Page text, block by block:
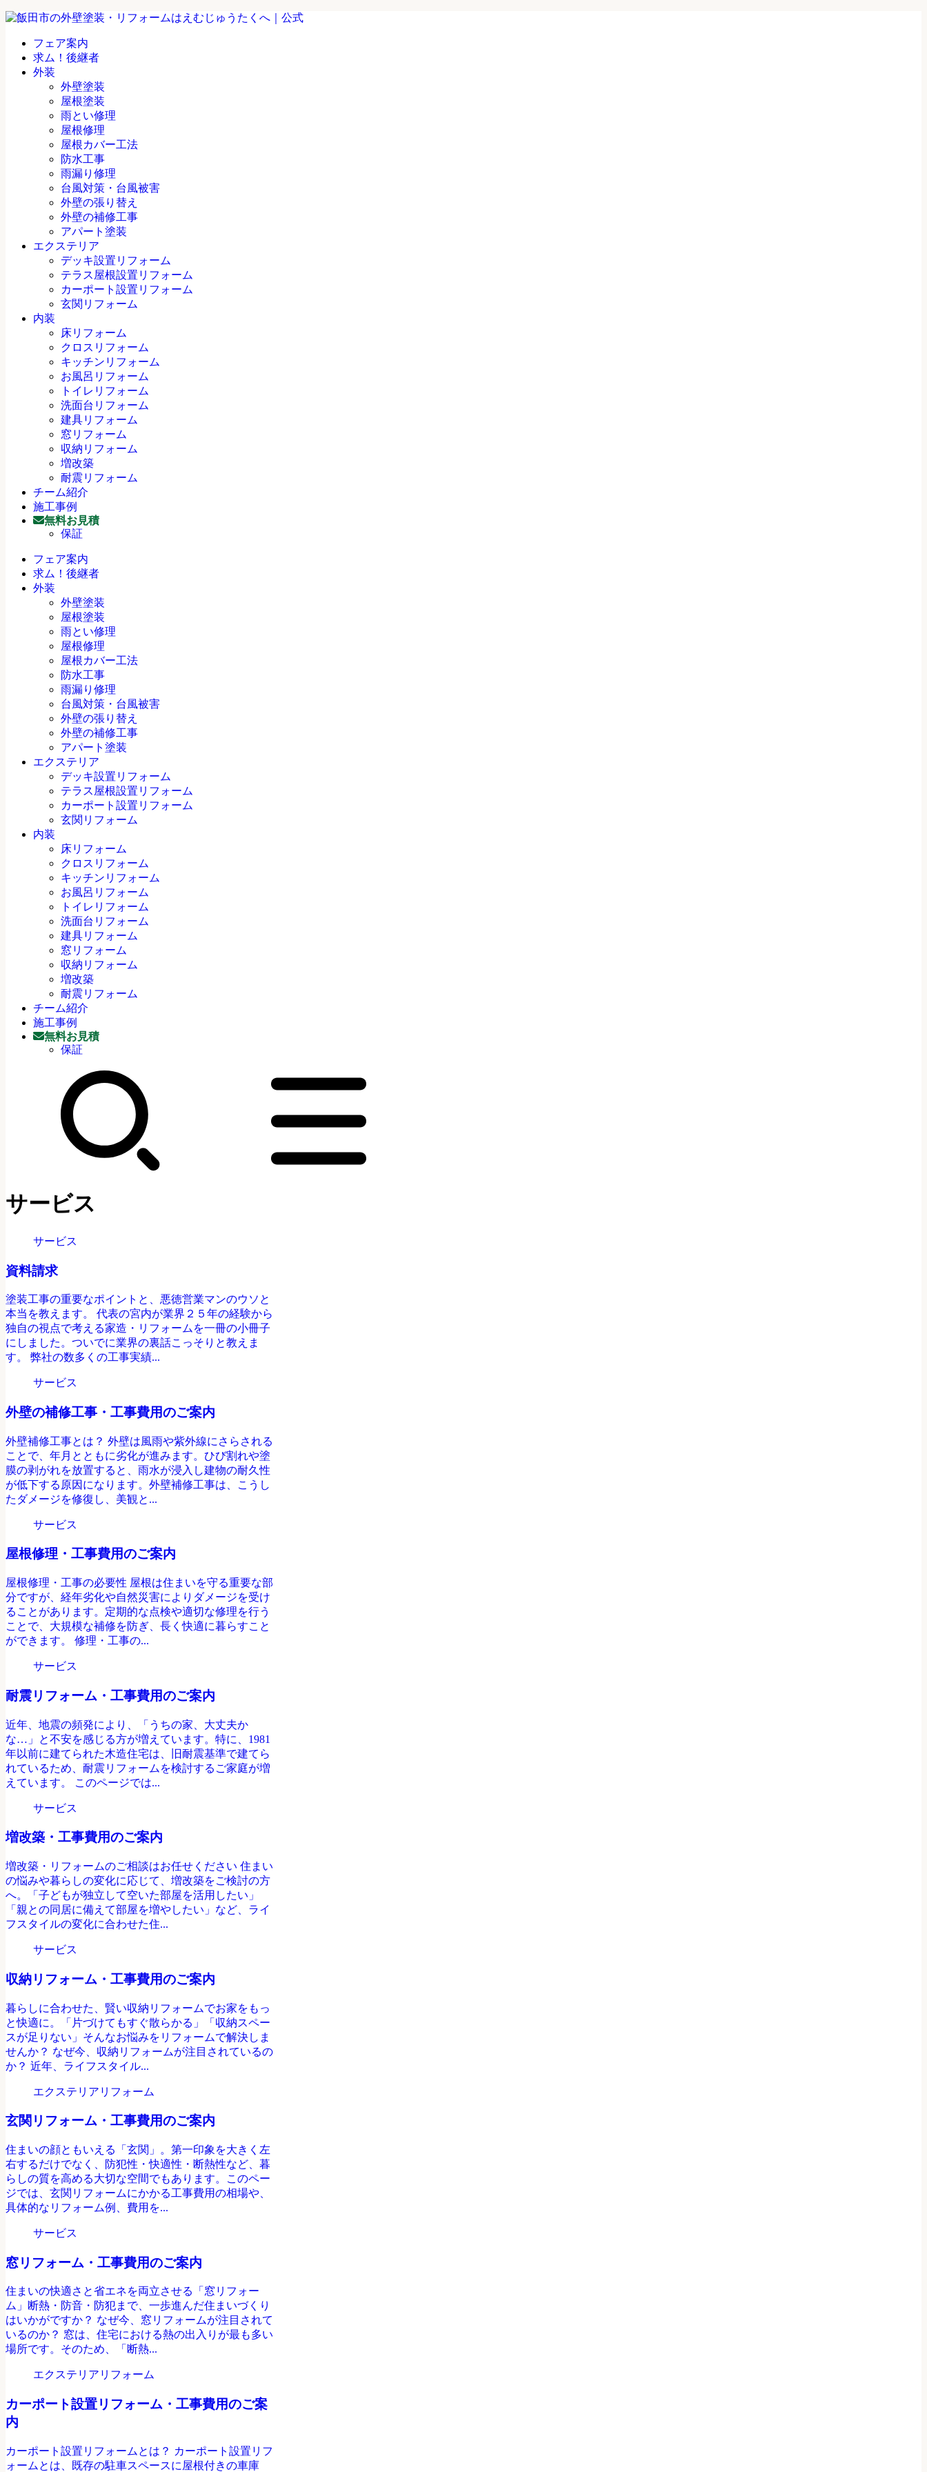
フェア案内
求ム！後継者
外装
外壁塗装
屋根塗装
雨とい修理
屋根修理
屋根カバー工法
防水工事
雨漏り修理
台風対策・台風被害
外壁の張り替え
外壁の補修工事
アパート塗装
エクステリア
デッキ設置リフォーム
テラス屋根設置リフォーム
カーポート設置リフォーム
玄関リフォーム
内装
床リフォーム
クロスリフォーム
キッチンリフォーム
お風呂リフォーム
トイレリフォーム
洗面台リフォーム
建具リフォーム
窓リフォーム
収納リフォーム
増改築
耐震リフォーム
チーム紹介
施工事例
無料お見積
保証
フェア案内
求ム！後継者
外装
外壁塗装
屋根塗装
雨とい修理
屋根修理
屋根カバー工法
防水工事
雨漏り修理
台風対策・台風被害
外壁の張り替え
外壁の補修工事
アパート塗装
エクステリア
デッキ設置リフォーム
テラス屋根設置リフォーム
カーポート設置リフォーム
玄関リフォーム
内装
床リフォーム
クロスリフォーム
キッチンリフォーム
お風呂リフォーム
トイレリフォーム
洗面台リフォーム
建具リフォーム
窓リフォーム
収納リフォーム
増改築
耐震リフォーム
チーム紹介
施工事例
無料お見積
保証
サービス
サービス
資料請求
塗装工事の重要なポイントと、悪徳営業マンのウソと
本当を教えます。 代表の宮内が業界２５年の経験から
独自の視点で考える家造・リフォームを一冊の小冊子
にしました。ついでに業界の裏話こっそりと教えま
す。 弊社の数多くの工事実績...
サービス
外壁の補修工事・工事費用のご案内
外壁補修工事とは？ 外壁は風雨や紫外線にさらされる
ことで、年月とともに劣化が進みます。ひび割れや塗
膜の剥がれを放置すると、雨水が浸入し建物の耐久性
が低下する原因になります。外壁補修工事は、こうし
たダメージを修復し、美観と...
サービス
屋根修理・工事費用のご案内
屋根修理・工事の必要性 屋根は住まいを守る重要な部
分ですが、経年劣化や自然災害によりダメージを受け
ることがあります。定期的な点検や適切な修理を行う
ことで、大規模な補修を防ぎ、長く快適に暮らすこと
ができます。 修理・工事の...
サービス
耐震リフォーム・工事費用のご案内
近年、地震の頻発により、「うちの家、大丈夫か
な…」と不安を感じる方が増えています。特に、1981
年以前に建てられた木造住宅は、旧耐震基準で建てら
れているため、耐震リフォームを検討するご家庭が増
えています。 このページでは...
サービス
増改築・工事費用のご案内
増改築・リフォームのご相談はお任せください 住まい
の悩みや暮らしの変化に応じて、増改築をご検討の方
へ。「子どもが独立して空いた部屋を活用したい」
「親との同居に備えて部屋を増やしたい」など、ライ
フスタイルの変化に合わせた住...
サービス
収納リフォーム・工事費用のご案内
暮らしに合わせた、賢い収納リフォームでお家をもっ
と快適に。「片づけてもすぐ散らかる」「収納スペー
スが足りない」そんなお悩みをリフォームで解決しま
せんか？ なぜ今、収納リフォームが注目されているの
か？ 近年、ライフスタイル...
エクステリアリフォーム
玄関リフォーム・工事費用のご案内
住まいの顔ともいえる「玄関」。第一印象を大きく左
右するだけでなく、防犯性・快適性・断熱性など、暮
らしの質を高める大切な空間でもあります。このペー
ジでは、玄関リフォームにかかる工事費用の相場や、
具体的なリフォーム例、費用を...
サービス
窓リフォーム・工事費用のご案内
住まいの快適さと省エネを両立させる「窓リフォー
ム」断熱・防音・防犯まで、一歩進んだ住まいづくり
はいかがですか？ なぜ今、窓リフォームが注目されて
いるのか？ 窓は、住宅における熱の出入りが最も多い
場所です。そのため、「断熱...
エクステリアリフォーム
カーポート設置リフォーム・工事費用のご案
内
カーポート設置リフォームとは？ カーポート設置リフ
ォームとは、既存の駐車スペースに屋根付きの車庫